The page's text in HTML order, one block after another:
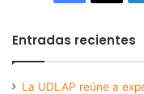
Entradas recientes
La UDLAP reúne a